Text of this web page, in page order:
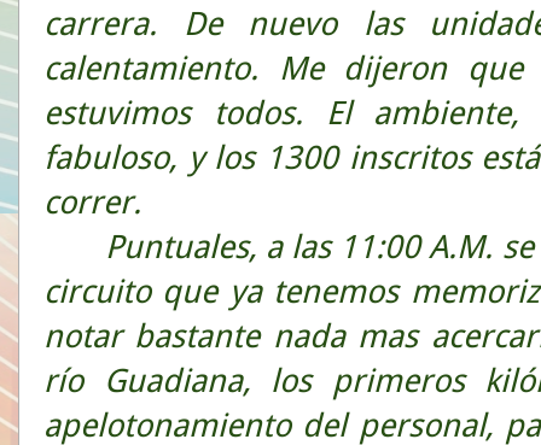
carrera. De nuevo las
calentamiento. Me dijeron
estuvimos todos. El
fabuloso, y los 1300 inscritos
correr.
Puntuales, a las 11:00 A.M. se
circuito que ya tenemos
notar bastante nada mas
río Guadiana, los primeros
apelotonamiento del personal,